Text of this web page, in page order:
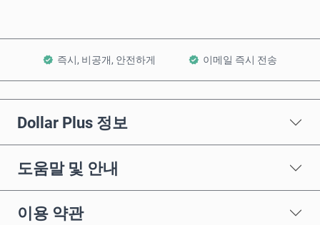
즉시, 비공개, 안전하게 이메일 즉시 전송
Dollar Plus 정보
도움말 및 안내
이용 약관